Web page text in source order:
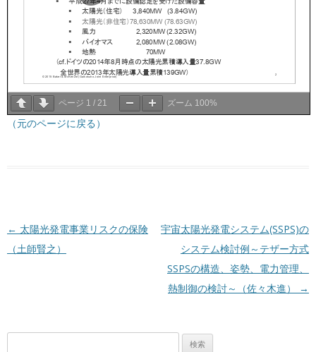
ページ 1 / 21 ズーム 100%
（元のページに戻る）
投稿ナビゲーション
← 太陽光発電事業リスクの保険
（土師賢之）
宇宙太陽光発電システム(SSPS)の
システム検討例～テザー方式
SSPSの構造、姿勢、電力管理、
熱制御の検討～（佐々木進）
→